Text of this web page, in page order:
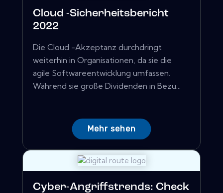
Cloud -Sicherheitsbericht
2022
Die Cloud -Akzeptanz durchdringt
weiterhin in Organisationen, da sie die
agile Softwareentwicklung umfassen.
Während sie große Dividenden in Bezu...
Mehr sehen
Cyber-Angriffstrends: Check